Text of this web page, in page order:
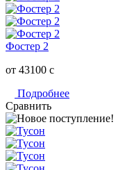
Фостер 2
от 43100 c
Подробнее
Сравнить